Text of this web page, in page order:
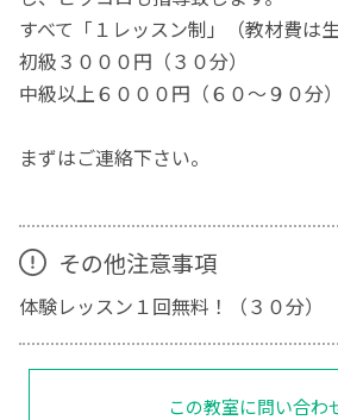
すべて「１レッスン制」（教材費は
初級３０００円（３０分）
中級以上６０００円（６０〜９０分）
まずはご連絡下さい。
その他注意事項
体験レッスン１回無料！（３０分）
この教室に問い合わ